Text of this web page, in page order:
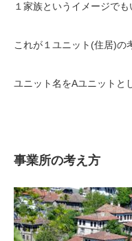
１家族というイメージでも
これが１ユニット(住居)の
ユニット名をAユニットと
事業所の考え方